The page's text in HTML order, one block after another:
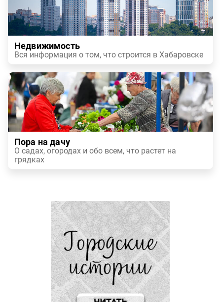
Недвижимость
Вся информация о том, что строится в Хабаровске
Пора на дачу
О садах, огородах и обо всем, что растет на
грядках